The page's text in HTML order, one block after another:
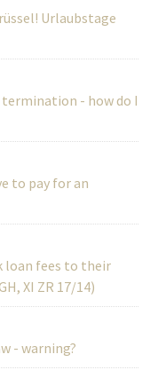
Urlaubstage
- how do I
to pay for an
loan fees to their
XI ZR 17/14)
- warning?